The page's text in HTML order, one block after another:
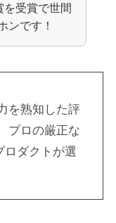
を受賞で世間
ンです！
を熟知した評
プロの厳正な
ロダクトが選